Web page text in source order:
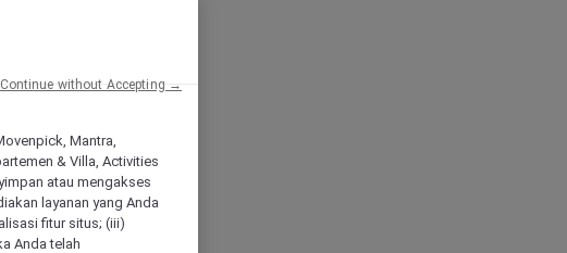
Mantra,
& Villa, Activities
atau mengakses
layanan yang Anda
fitur situs; (iii)
Anda telah
Continue without Accepting →